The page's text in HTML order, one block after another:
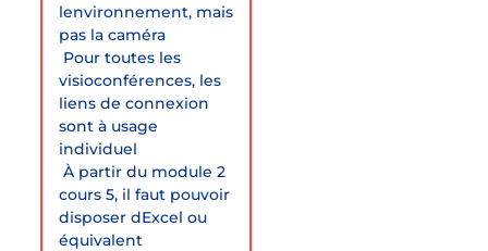
lenvironnement, mais
pas la caméra
 Pour toutes les
visioconférences, les
liens de connexion
sont à usage
individuel
 À partir du module 2
cours 5, il faut pouvoir
disposer dExcel ou
équivalent